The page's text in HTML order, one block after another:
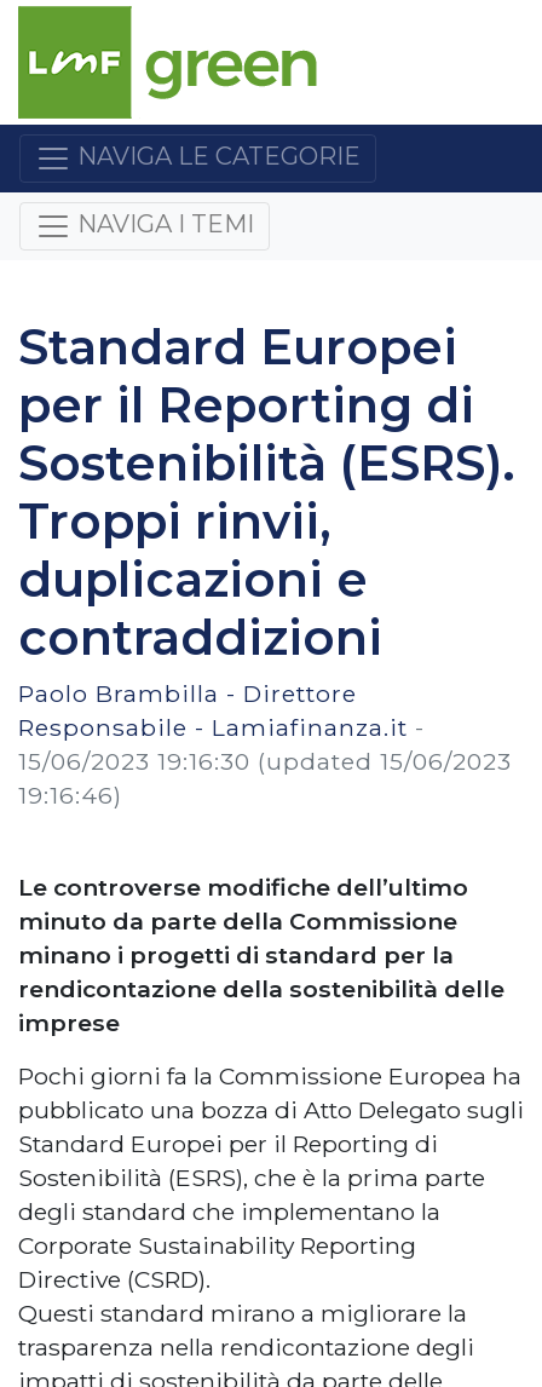
NAVIGA LE CATEGORIE
NAVIGA I TEMI
Standard Europei
per il Reporting di
Sostenibilità (ESRS).
Troppi rinvii,
duplicazioni e
contraddizioni
Paolo Brambilla - Direttore
Responsabile - Lamiafinanza.it -
15/06/2023 19:16:30 (updated 15/06/2023
19:16:46)
Le controverse modifiche dell’ultimo
minuto da parte della Commissione
minano i progetti di standard per la
rendicontazione della sostenibilità delle
imprese
Pochi giorni fa la Commissione Europea ha
pubblicato una bozza di Atto Delegato sugli
Standard Europei per il Reporting di
Sostenibilità (ESRS), che è la prima parte
degli standard che implementano la
Corporate Sustainability Reporting
Directive (CSRD).
Questi standard mirano a migliorare la
trasparenza nella rendicontazione degli
impatti di sostenibilità da parte delle